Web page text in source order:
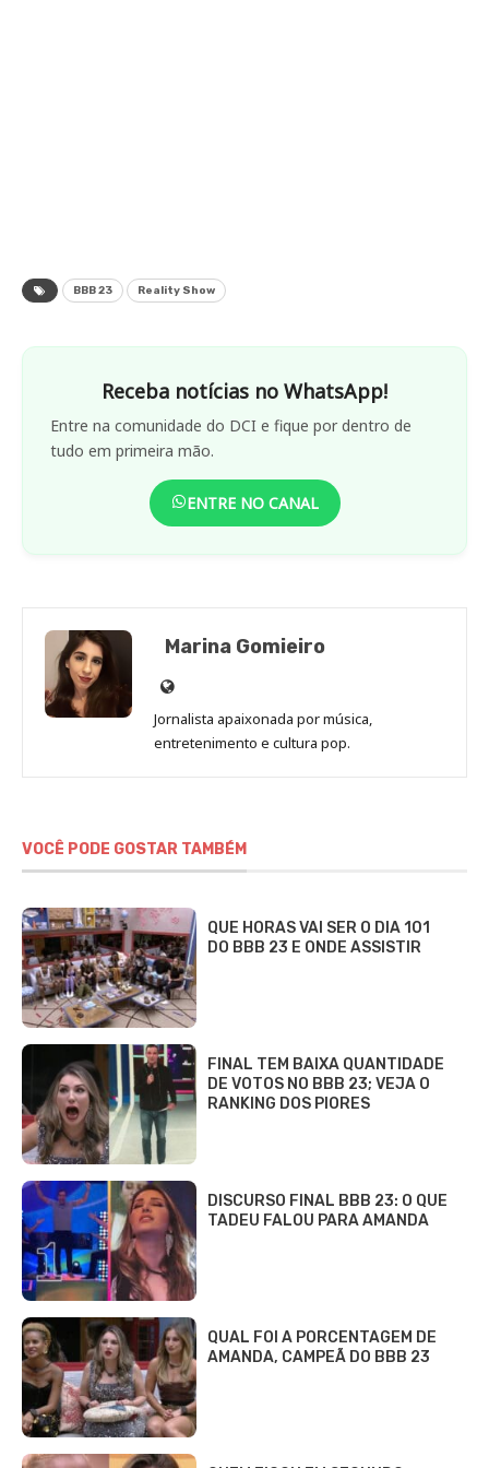
BBB 23 Reality Show
Receba notícias no WhatsApp!
Entre na comunidade do DCI e fique por dentro de
tudo em primeira mão.
ENTRE NO CANAL
Marina Gomieiro
Site
de
Marina
Jornalista apaixonada por música,
entretenimento e cultura pop.
VOCÊ PODE GOSTAR TAMBÉM
QUE HORAS VAI SER O DIA 101
DO BBB 23 E ONDE ASSISTIR
FINAL TEM BAIXA QUANTIDADE
DE VOTOS NO BBB 23; VEJA O
RANKING DOS PIORES
DISCURSO FINAL BBB 23: O QUE
TADEU FALOU PARA AMANDA
QUAL FOI A PORCENTAGEM DE
AMANDA, CAMPEÃ DO BBB 23